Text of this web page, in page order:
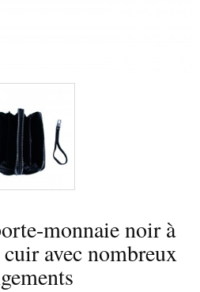
monnaie noir à
avec nombreux